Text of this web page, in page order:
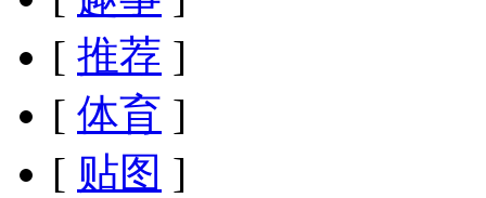
[ 推荐 ]
[ 体育 ]
[ 贴图 ]